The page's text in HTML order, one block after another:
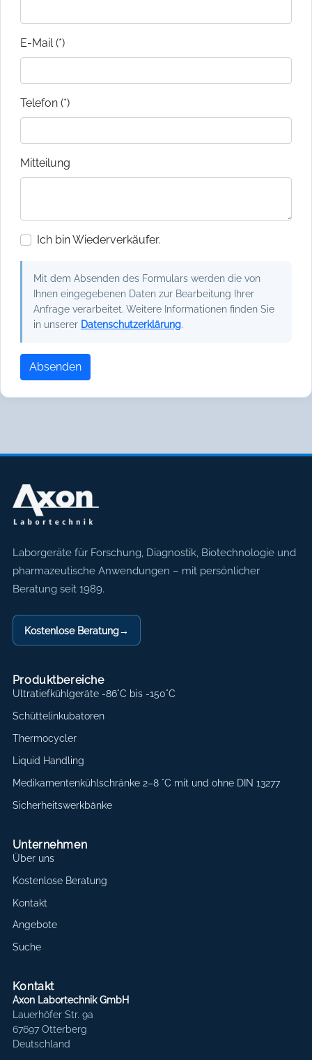
E-Mail (*)
Telefon (*)
Mitteilung
Ich bin Wiederverkäufer.
Mit dem Absenden des Formulars werden die von
Ihnen eingegebenen Daten zur Bearbeitung Ihrer
Anfrage verarbeitet. Weitere Informationen finden Sie
in unserer Datenschutzerklärung.
Absenden
Axon Labortechnik
Laborgeräte für Forschung, Diagnostik, Biotechnologie und
pharmazeutische Anwendungen – mit persönlicher
Beratung seit 1989.
Kostenlose Beratung→
Produktbereiche
Ultratiefkühlgeräte -86°C bis -150°C
Schüttelinkubatoren
Thermocycler
Liquid Handling
Medikamentenkühlschränke 2–8 °C mit und ohne DIN 13277
Sicherheitswerkbänke
Unternehmen
Über uns
Kostenlose Beratung
Kontakt
Angebote
Suche
Kontakt
Axon Labortechnik GmbH
Lauerhöfer Str. 9a
67697 Otterberg
Deutschland